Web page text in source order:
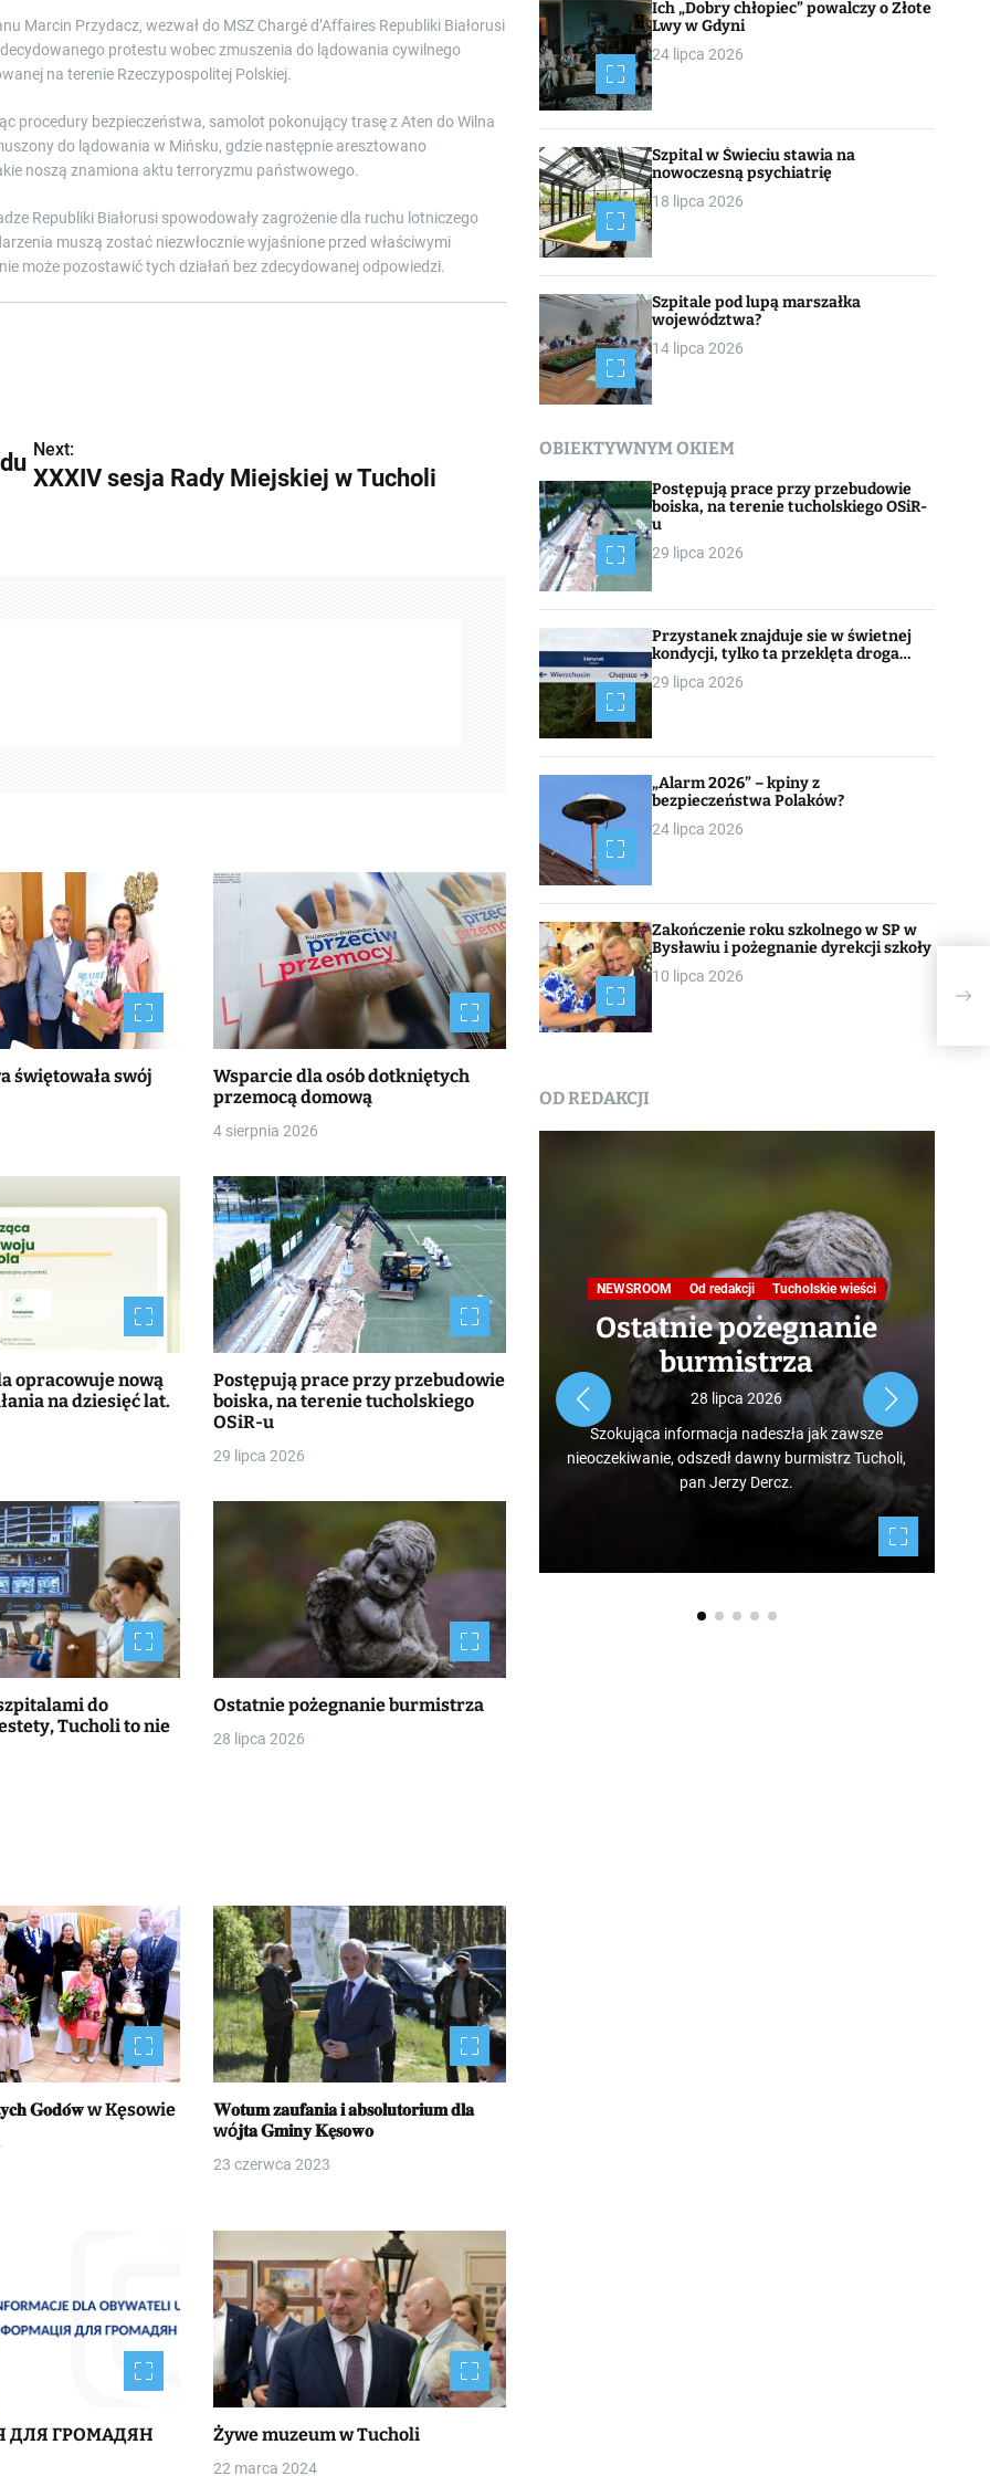
Przydacz, wezwał do MSZ Chargé d’Affaires Republiki Białorusi
protestu wobec zmuszenia do lądowania cywilnego
na terenie Rzeczypospolitej Polskiej.
procedury bezpieczeństwa, samolot pokonujący trasę z Aten do Wilna
do lądowania w Mińsku, gdzie następnie aresztowano
noszą znamiona aktu terroryzmu państwowego.
Republiki Białorusi spowodowały zagrożenie dla ruchu lotniczego
muszą zostać niezwłocznie wyjaśnione przed właściwymi
może pozostawić tych działań bez zdecydowanej odpowiedzi.
Next:
XXXIV sesja Rady Miejskiej w Tucholi
świętowała swój
Wsparcie dla osób dotkniętych
przemocą domową
4 sierpnia 2026
opracowuje nową
na dziesięć lat.
Postępują prace przy przebudowie
boiska, na terenie tucholskiego
OSiR-u
29 lipca 2026
do
Tucholi to nie
Ostatnie pożegnanie burmistrza
28 lipca 2026
𝐆𝐨𝐝𝐨́𝐰 w Kęsowie
𝐖𝐨𝐭𝐮𝐦 𝐳𝐚𝐮𝐟𝐚𝐧𝐢𝐚 𝐢 𝐚𝐛𝐬𝐨𝐥𝐮𝐭𝐨𝐫𝐢𝐮𝐦 𝐝𝐥𝐚
wó𝐣𝐭𝐚 𝐆𝐦𝐢𝐧𝐲 𝐊𝐞̨𝐬𝐨𝐰𝐨
23 czerwca 2023
ДЛЯ ГРОМАДЯН
Żywe muzeum w Tucholi
22 marca 2024
Ich „Dobry chłopiec” powalczy o Złote
Lwy w Gdyni
24 lipca 2026
Szpital w Świeciu stawia na
nowoczesną psychiatrię
18 lipca 2026
Szpitale pod lupą marszałka
województwa?
14 lipca 2026
OBIEKTYWNYM OKIEM
Postępują prace przy przebudowie
boiska, na terenie tucholskiego OSiR-
u
29 lipca 2026
Przystanek znajduje sie w świetnej
kondycji, tylko ta przeklęta droga…
29 lipca 2026
„Alarm 2026” – kpiny z
bezpieczeństwa Polaków?
24 lipca 2026
Zakończenie roku szkolnego w SP w
Bysławiu i pożegnanie dyrekcji szkoły
10 lipca 2026
OD REDAKCJI
NEWSROOM Od redakcji Tucholskie wieści
Ostatnie pożegnanie
burmistrza
28 lipca 2026
Szokująca informacja nadeszła jak zawsze
nieoczekiwanie, odszedł dawny burmistrz Tucholi,
pan Jerzy Dercz.